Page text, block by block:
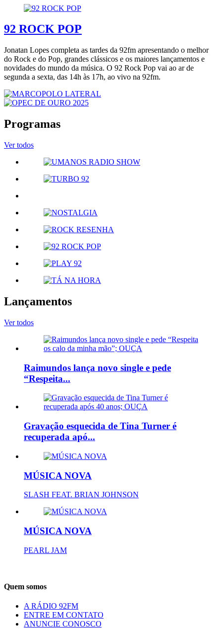
92 ROCK POP
Jonatan Lopes completa as tardes da 92fm apresentando o melhor
do Rock e do Pop, grandes clássicos e os maiores lançamentos e
novidades do mundo da música. O 92 Rock Pop vai ao ar de
segunda a sexta, das 14h às 17h, ao vivo na 92fm.
Programas
Ver todos
Lançamentos
Ver todos
Raimundos lança novo single e pede
“Respeita...
Gravação esquecida de Tina Turner é
recuperada apó...
MÚSICA NOVA
SLASH FEAT. BRIAN JOHNSON
MÚSICA NOVA
PEARL JAM
Quem somos
A RÁDIO 92FM
ENTRE EM CONTATO
ANUNCIE CONOSCO